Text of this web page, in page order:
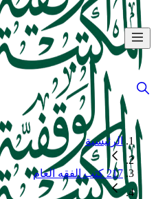
الرئيسية
217 كتب الفقه العام